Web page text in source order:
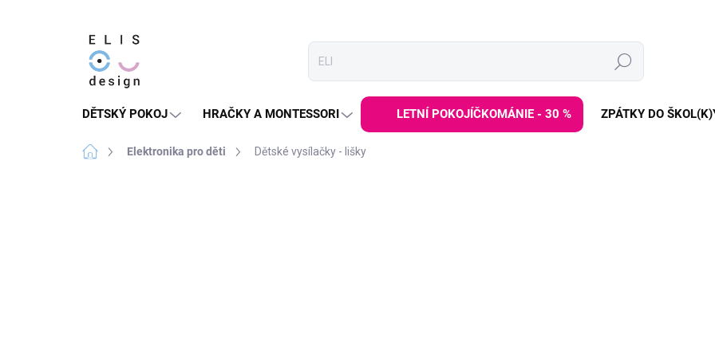
Hledat
DĚTSKÝ POKOJ HRAČKY A MONTESSORI LETNÍ POKOJÍČKOMÁNIE - 30 % ZPÁTKY DO
Domů Elektronika pro děti Dětské vysílačky - lišky